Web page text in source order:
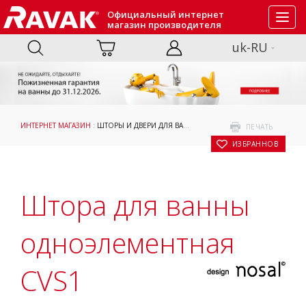
Официальный интернет
магазин производителя
uk-RU
ПЕЧАТЬ
В ИЗБРАННОЕ
ИНТЕРНЕТ МАГАЗИН : ШТОРЫ И ДВЕРИ ДЛЯ ВАНН ПРИНЯТИЕ ВАННЫ: ШТОРА
Штора для ванны
одноэлементная
CVS1